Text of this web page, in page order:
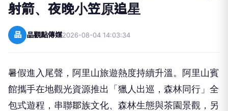
射箭、夜晚小笠原追星
品 品觀點傳媒2026-08-04 14:03:34
暑假進入尾聲，阿里山旅遊熱度持續升溫。阿里山賓
館攜手在地觀光資源推出「獵人出巡，森林同行」全
包式遊程，串聯鄒族文化、森林生態與茶園景觀，另